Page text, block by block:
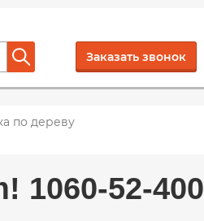
Заказать звонок
по дереву
52-400